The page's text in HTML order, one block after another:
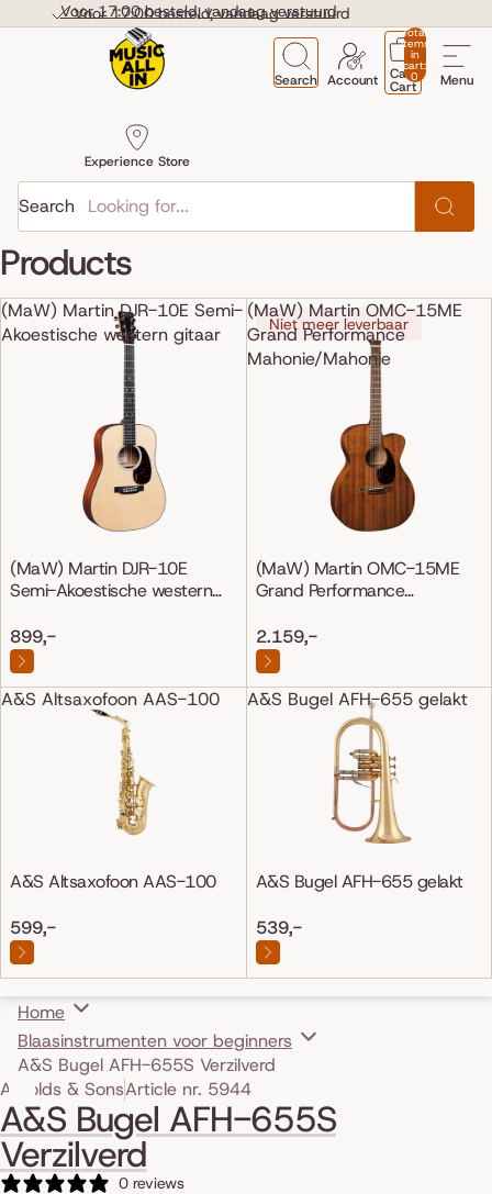
Voor 17:00 besteld, vandaag verstuurd
Voor 17:00 besteld, vandaag verstuurd
Menu
Search
Experience Store
Account
Total
items
in
cart:
0
Cart
Cart
Search
Products
(MaW) Martin DJR-10E Semi-
Akoestische western gitaar
(MaW) Martin DJR-10E
Semi-Akoestische western
899,-
(MaW) Martin OMC-15ME
Grand Performance
Mahonie/Mahonie
Niet meer leverbaar
(MaW) Martin OMC-15ME
Grand Performance
2.159,-
A&S Altsaxofoon AAS-100
A&S Altsaxofoon AAS-100
599,-
A&S Bugel AFH-655 gelakt
A&S Bugel AFH-655 gelakt
539,-
Home
Blaasinstrumenten voor beginners
A&S Bugel AFH-655S Verzilverd
Skip to product information
Arnolds & SonsArticle nr. 5944
A&S Bugel AFH-655S
Verzilverd
0 reviews